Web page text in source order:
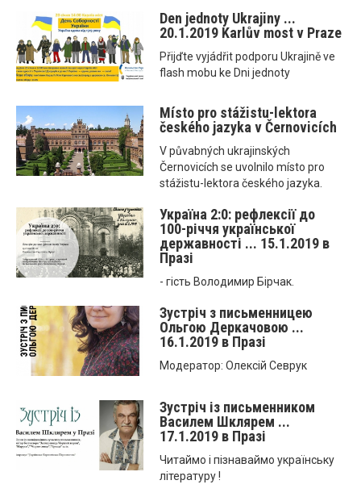
Den jednoty Ukrajiny ...
20.1.2019 Karlův most v Praze
Přijďte vyjádřit podporu Ukrajině ve
flash mobu ke Dni jednoty
Místo pro stážistu-lektora
českého jazyka v Černovicích
V půvabných ukrajinských
Černovicích se uvolnilo místo pro
stážistu-lektora českého jazyka.
Україна 2:0: рефлексії до
100-річчя української
державності ... 15.1.2019 в
Празі
- гість Володимир Бірчак.
Зустріч з письменницею
Ольгою Деркачовою ...
16.1.2019 в Празі
Модератор: Олексій Севрук
Зустріч із письменником
Василем Шклярем ...
17.1.2019 в Празі
Читаймо і пізнаваймо українську
літературу !